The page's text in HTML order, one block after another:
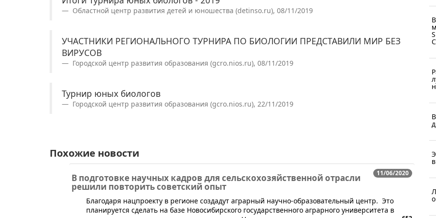
Областной центр развития детей и юношества (detinso.ru), 08/11/2019
УЧАСТНИКИ РЕГИОНАЛЬНОГО ТУРНИРА ПО БИОЛОГИИ ПРЕДСТАВИЛИ МИР БЕЗ
ВИРУСОВ
Городской центр развития образования (gcro.nios.ru), 08/11/2019
Турнир юных биологов
Городской центр развития образования (gcro.nios.ru), 22/11/2019
Похожие новости
11/06/2020
В подготовке научных кадров для сельскохозяйственной отрасли
решили повторить советский опыт
Благодаря нацпроекту в регионе создадут аграрный научно-образовательный центр. Это
планируется сделать на базе Новосибирского государственного аграрного университета в